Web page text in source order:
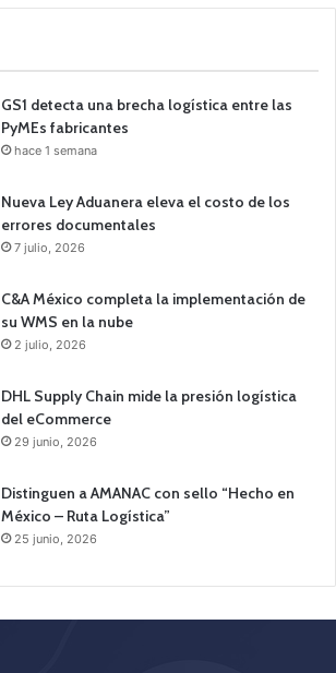
GS1 detecta una brecha logística entre las
PyMEs fabricantes
hace 1 semana
Nueva Ley Aduanera eleva el costo de los
errores documentales
7 julio, 2026
C&A México completa la implementación de
su WMS en la nube
2 julio, 2026
DHL Supply Chain mide la presión logística
del eCommerce
29 junio, 2026
Distinguen a AMANAC con sello “Hecho en
México – Ruta Logística”
25 junio, 2026